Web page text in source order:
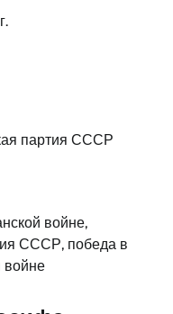
партия СССР
войне,
СССР, победа в
войне